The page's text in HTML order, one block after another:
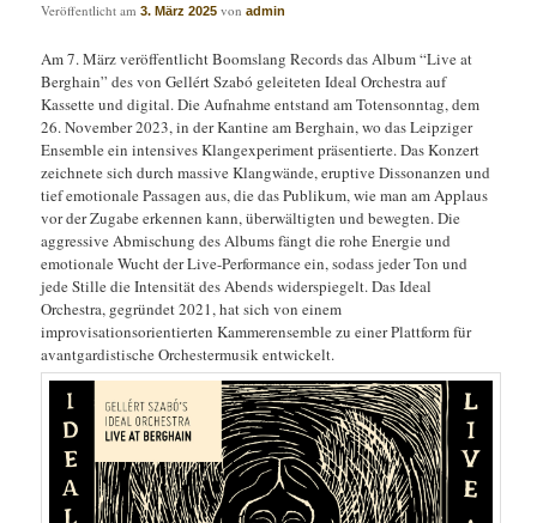
Veröffentlicht am3. März 2025 vonadmin
Am 7. März veröffentlicht Boomslang Records das Album “Live at
Berghain” des von Gellért Szabó geleiteten Ideal Orchestra auf
Kassette und digital. Die Aufnahme entstand am Totensonntag, dem
26. November 2023, in der Kantine am Berghain, wo das Leipziger
Ensemble ein intensives Klangexperiment präsentierte. Das Konzert
zeichnete sich durch massive Klangwände, eruptive Dissonanzen und
tief emotionale Passagen aus, die das Publikum, wie man am Applaus
vor der Zugabe erkennen kann, überwältigten und bewegten. Die
aggressive Abmischung des Albums fängt die rohe Energie und
emotionale Wucht der Live-Performance ein, sodass jeder Ton und
jede Stille die Intensität des Abends widerspiegelt.​ Das Ideal
Orchestra, gegründet 2021, hat sich von einem
improvisationsorientierten Kammerensemble zu einer Plattform für
avantgardistische Orchestermusik entwickelt.